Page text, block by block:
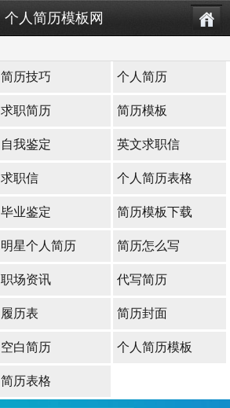
个人简历模板网
简历技巧 个人简历
求职简历 简历模板
自我鉴定 英文求职信
求职信 个人简历表格
毕业鉴定 简历模板下载
明星个人简历 简历怎么写
职场资讯 代写简历
履历表 简历封面
空白简历 个人简历模板
简历表格